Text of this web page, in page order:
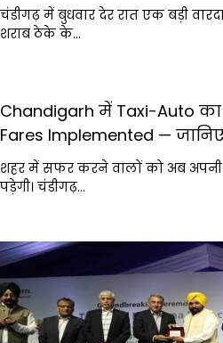
चंडीगढ़ में बुधवार देर रात एक बड़ी
शराब ठेके के…
Chandigarh में Taxi-Auto
Fares Implemented —
शहर में सफर करने वालों को अब अपनी
पड़ेगी। चंडीगढ़…